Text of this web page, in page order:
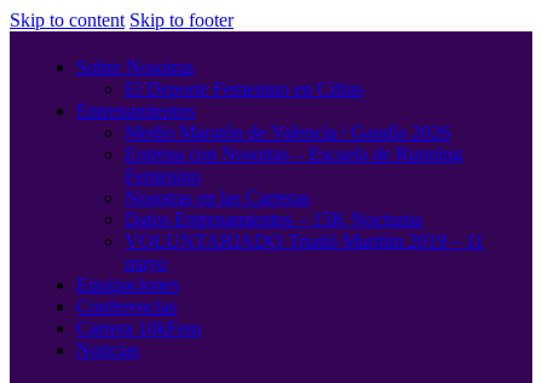
Skip to content Skip to footer
Sobre Nosotras
El Deporte Femenino en Cifras
Entrenamientos
Medio Maratón de Valencia / Gandía 2026
Entrena con Nosotras – Escuela de Running
Femenino
Nosotras en las Carreras
Datos Entrenamientos – 15K Nocturna
VOLUNTARIADO Triatló Maritim 2019 – 11
mayo
Equipaciones
Conferencias
Carrera 10kFem
Noticias